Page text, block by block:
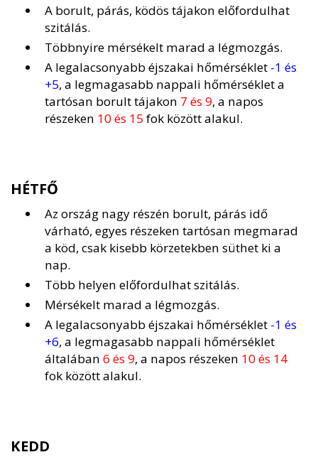
A borult, párás, ködös tájakon előfordulhat
szitálás.
Többnyire mérsékelt marad a légmozgás.
A legalacsonyabb éjszakai hőmérséklet -1 és
+5, a legmagasabb nappali hőmérséklet a
tartósan borult tájakon 7 és 9, a napos
részeken 10 és 15 fok között alakul.
HÉTFŐ
Az ország nagy részén borult, párás idő
várható, egyes részeken tartósan megmarad
a köd, csak kisebb körzetekben süthet ki a
nap.
Több helyen előfordulhat szitálás.
Mérsékelt marad a légmozgás.
A legalacsonyabb éjszakai hőmérséklet -1 és
+6, a legmagasabb nappali hőmérséklet
általában 6 és 9, a napos részeken 10 és 14
fok között alakul.
KEDD